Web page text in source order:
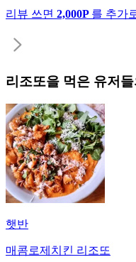
리뷰 쓰면 2,000P 를 추가
리조또을 먹은 유저
햇반
매콤로제치킨 리조또